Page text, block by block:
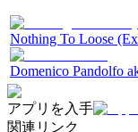
Nothing To Loose
Domenico Pandolfo
アプリを入手
関連リンク